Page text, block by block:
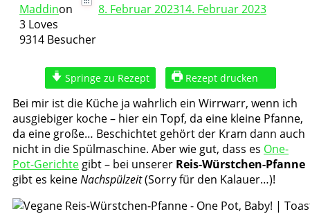
Maddinon 8. Februar 202314. Februar 2023
3 Loves
9314 Besucher
Springe zu Rezept Rezept drucken
Bei mir ist die Küche ja wahrlich ein Wirrwarr, wenn ich
ausgiebiger koche – hier ein Topf, da eine kleine Pfanne,
da eine große… Beschichtet gehört der Kram dann auch
nicht in die Spülmaschine. Aber wie gut, dass es One-
Pot-Gerichte gibt – bei unserer Reis-Würstchen-Pfanne
gibt es keineNachspülzeit(Sorry für den Kalauer…)!